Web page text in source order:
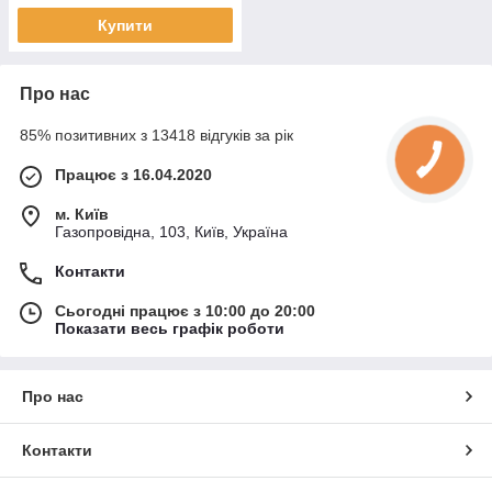
Купити
Про нас
85% позитивних з 13418 відгуків за рік
Працює з 16.04.2020
м. Київ
Газопровідна, 103, Київ, Україна
Контакти
Сьогодні працює з 10:00 до 20:00
Показати весь графік роботи
Про нас
Контакти